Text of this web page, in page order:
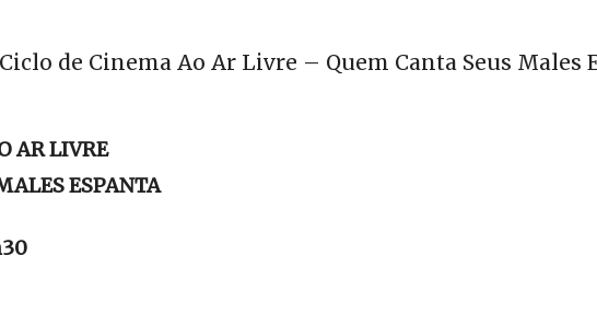
Ciclo de Cinema Ao Ar Livre – Quem Canta Seus Males
AR LIVRE
ESPANTA